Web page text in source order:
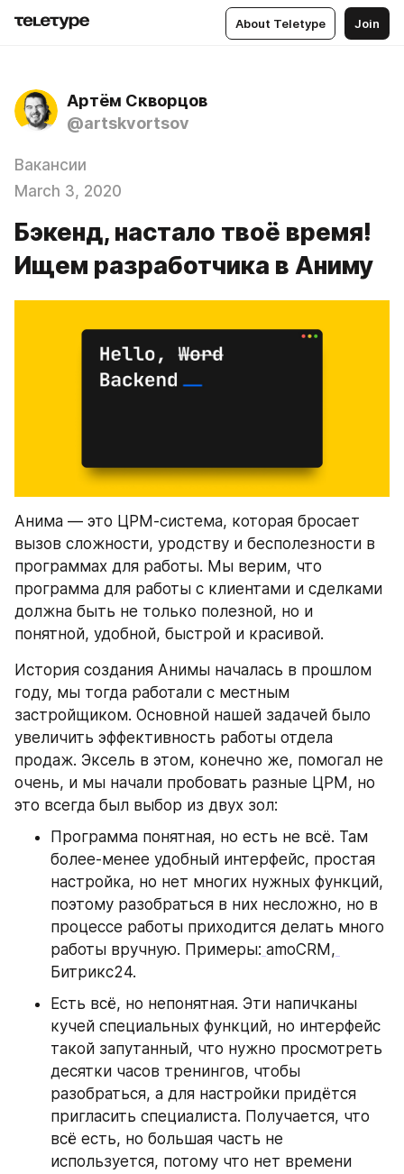
About Teletype Join
Артём Скворцов
@artskvortsov
Вакансии
March 3, 2020
Бэкенд, настало твоё время!
Ищем разработчика в Аниму
Анима — это ЦРМ-система, которая бросает
вызов сложности, уродству и бесполезности в
программах для работы. Мы верим, что
программа для работы с клиентами и сделками
должна быть не только полезной, но и
понятной, удобной, быстрой и красивой.
История создания Анимы началась в прошлом
году, мы тогда работали с местным
застройщиком. Основной нашей задачей было
увеличить эффективность работы отдела
продаж. Эксель в этом, конечно же, помогал не
очень, и мы начали пробовать разные ЦРМ, но
это всегда был выбор из двух зол:
Программа понятная, но есть не всё. Там
более-менее удобный интерфейс, простая
настройка, но нет многих нужных функций,
поэтому разобраться в них несложно, но в
процессе работы приходится делать много
работы вручную. Примеры: amoCRM,
Битрикс24.
Есть всё, но непонятная. Эти напичканы
кучей специальных функций, но интерфейс
такой запутанный, что нужно просмотреть
десятки часов тренингов, чтобы
разобраться, а для настройки придётся
пригласить специалиста. Получается, что
всё есть, но большая часть не
используется, потому что нет времени